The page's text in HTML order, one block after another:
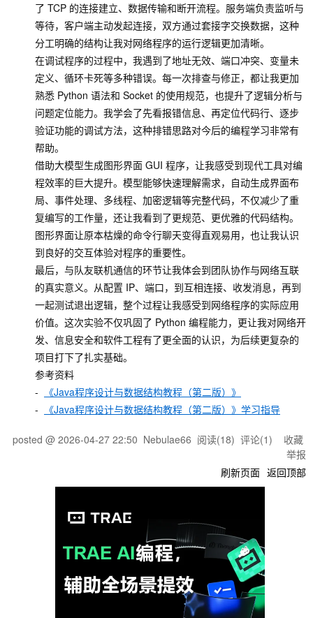
了 TCP 的连接建立、数据传输和断开流程。服务端负责监听与
等待，客户端主动发起连接，双方通过套接字交换数据，这种
分工明确的结构让我对网络程序的运行逻辑更加清晰。
在调试程序的过程中，我遇到了地址无效、端口冲突、变量未
定义、循环卡死等多种错误。每一次排查与修正，都让我更加
熟悉 Python 语法和 Socket 的使用规范，也提升了逻辑分析与
问题定位能力。我学会了先看报错信息、再定位代码行、逐步
验证功能的调试方法，这种排错思路对今后的编程学习非常有
帮助。
借助大模型生成图形界面 GUI 程序，让我感受到现代工具对编
程效率的巨大提升。模型能够快速理解需求，自动生成界面布
局、事件处理、多线程、加密逻辑等完整代码，不仅减少了重
复编写的工作量，还让我看到了更规范、更优雅的代码结构。
图形界面让原本枯燥的命令行聊天变得直观易用，也让我认识
到良好的交互体验对程序的重要性。
最后，与队友联机通信的环节让我体会到团队协作与网络互联
的真实意义。从配置 IP、端口，到互相连接、收发消息，再到
一起测试退出逻辑，整个过程让我感受到网络程序的实际应用
价值。这次实验不仅巩固了 Python 编程能力，更让我对网络开
发、信息安全和软件工程有了更全面的认识，为后续更复杂的
项目打下了扎实基础。
参考资料
-
《Java程序设计与数据结构教程（第二版）》
-
《Java程序设计与数据结构教程（第二版）》学习指导
posted @ 2026-04-27 22:50 Nebulae66 阅读(18) 评论(1) 收藏
举报
刷新页面 返回顶部